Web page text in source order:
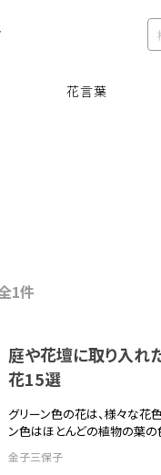
花言葉
1件
庭や花壇に取り入れ
花15選
グリーン色の花は、様々な花
ン色はほとんどの植物の葉
金子三保子